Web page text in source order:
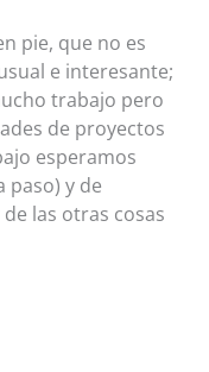
pie, que no es
e interesante;
trabajo pero
de proyectos
esperamos
paso) y de
las otras cosas